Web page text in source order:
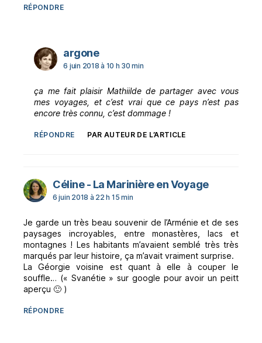
RÉPONDRE
argonedit :
6 juin 2018 à 10 h 30 min
ça me fait plaisir Mathiilde de partager avec vous
mes voyages, et c’est vrai que ce pays n’est pas
encore très connu, c’est dommage !
RÉPONDRE PAR AUTEUR DE L’ARTICLE
Céline - La Marinière en Voyagedit :
6 juin 2018 à 22 h 15 min
Je garde un très beau souvenir de l’Arménie et de ses
paysages incroyables, entre monastères, lacs et
montagnes ! Les habitants m’avaient semblé très très
marqués par leur histoire, ça m’avait vraiment surprise.
La Géorgie voisine est quant à elle à couper le
souffle… (« Svanétie » sur google pour avoir un peitt
aperçu 🙂 )
RÉPONDRE